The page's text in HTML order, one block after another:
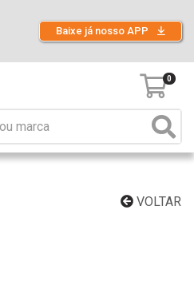
Baixe já nosso APP
0
VOLTAR